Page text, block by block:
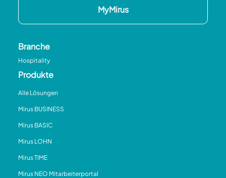
MyMirus
Branche
Hospitality
Produkte
Alle Lösungen
Mirus BUSINESS
Mirus BASIC
Mirus LOHN
Mirus TIME
Mirus NEO Mitarbeiterportal